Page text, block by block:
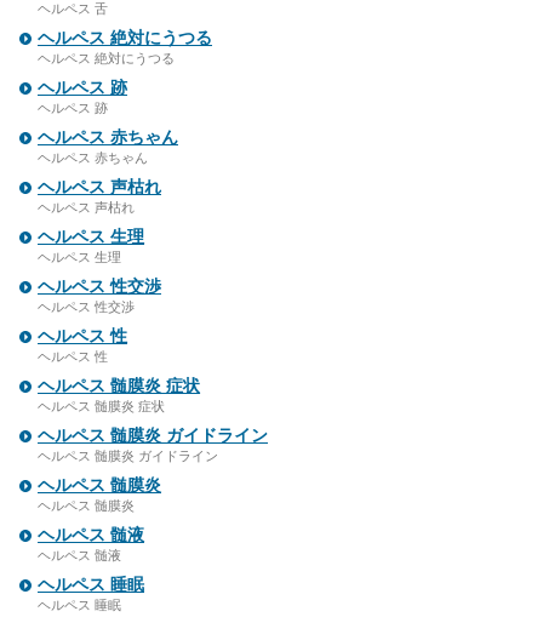
ヘルペス 舌
ヘルペス 絶対にうつる
ヘルペス 絶対にうつる
ヘルペス 跡
ヘルペス 跡
ヘルペス 赤ちゃん
ヘルペス 赤ちゃん
ヘルペス 声枯れ
ヘルペス 声枯れ
ヘルペス 生理
ヘルペス 生理
ヘルペス 性交渉
ヘルペス 性交渉
ヘルペス 性
ヘルペス 性
ヘルペス 髄膜炎 症状
ヘルペス 髄膜炎 症状
ヘルペス 髄膜炎 ガイドライン
ヘルペス 髄膜炎 ガイドライン
ヘルペス 髄膜炎
ヘルペス 髄膜炎
ヘルペス 髄液
ヘルペス 髄液
ヘルペス 睡眠
ヘルペス 睡眠